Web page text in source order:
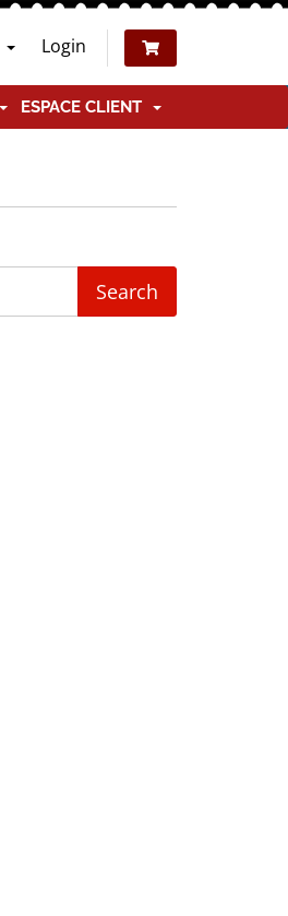
Login
ESPACE CLIENT